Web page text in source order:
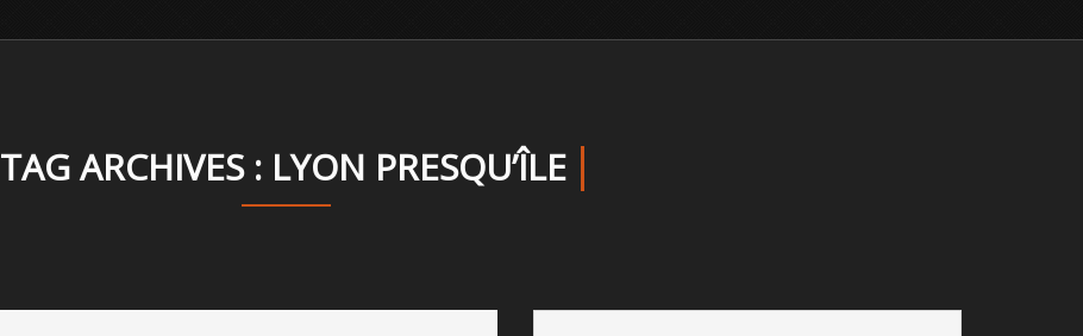
TAG ARCHIVES : LYON PRESQU’ÎLE